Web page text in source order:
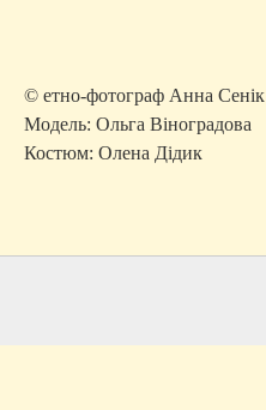
© етно-фотограф Анна Сенік
Модель: Ольга Віноградова
Костюм: Олена Дідик